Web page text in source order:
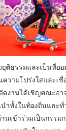
ยุติธรรมและเป็นที่ย
วามโปร่งใสและเชื่
ดงานได้เชิญคณะอ
ำทั้งในท้องถิ่นและทั่
นเข้าร่วมเป็นกรรม